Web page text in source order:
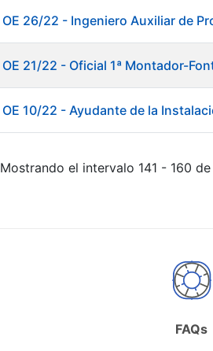
OE 26/22 - Ingeniero Auxiliar de
OE 21/22 - Oficial 1ª Montador-
OE 10/22 - Ayudante de la
Mostrando el intervalo 141 - 160
FAQs